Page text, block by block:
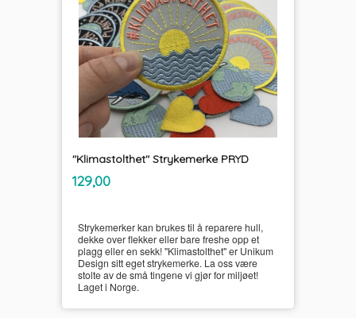
"Klimastolthet" Strykemerke PRYD
Pris
129,00mva.
Strykemerker kan brukes til å reparere hull,
dekke over flekker eller bare freshe opp et
plagg eller en sekk! "Klimastolthet" er Unikum
Design sitt eget strykemerke. La oss være
stolte av de små tingene vi gjør for miljøet!
Laget i Norge.